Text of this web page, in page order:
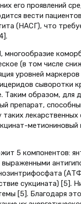
его проявлений
вести
(НАСГ), что
(в том числе
уровней
сыворотки
Таким образом, для
препарат,
таких
5 компонентов:
сукцината) [5].
[5]. Благодаря